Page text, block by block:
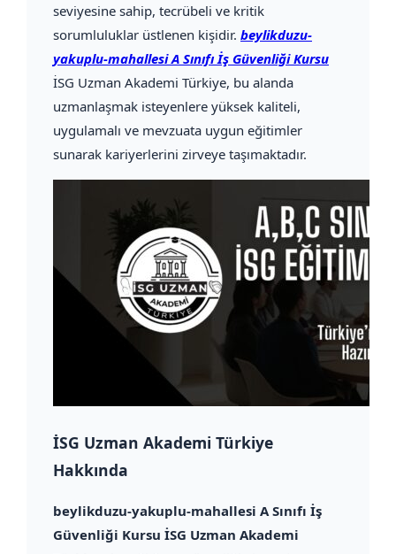
seviyesine sahip, tecrübeli ve kritik
sorumluluklar üstlenen kişidir. beylikduzu-
yakuplu-mahallesi A Sınıfı İş Güvenliği Kursu
İSG Uzman Akademi Türkiye, bu alanda
uzmanlaşmak isteyenlere yüksek kaliteli,
uygulamalı ve mevzuata uygun eğitimler
sunarak kariyerlerini zirveye taşımaktadır.
İSG Uzman Akademi Türkiye
Hakkında
beylikduzu-yakuplu-mahallesi A Sınıfı İş
Güvenliği Kursu İSG Uzman Akademi